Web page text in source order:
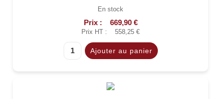
En stock
Prix : 669,90 €
Prix HT : 558,25 €